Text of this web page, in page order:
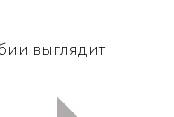
выглядит